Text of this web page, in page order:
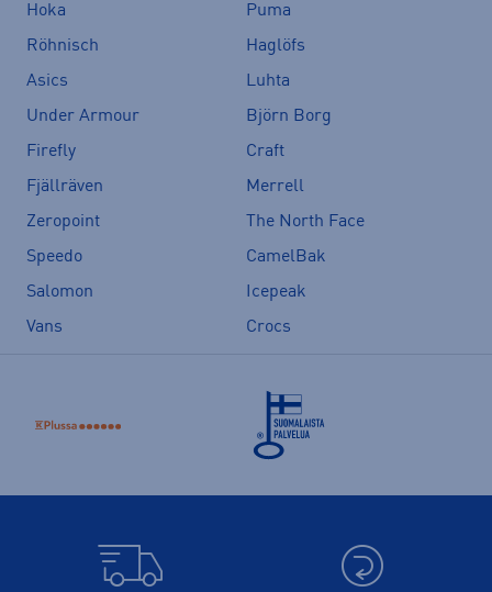
Hoka
Puma
Röhnisch
Haglöfs
Asics
Luhta
Under Armour
Björn Borg
Firefly
Craft
Fjällräven
Merrell
Zeropoint
The North Face
Speedo
CamelBak
Salomon
Icepeak
Vans
Crocs